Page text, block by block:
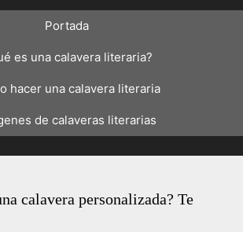
Portada
es una calavera literaria?
hacer una calavera literaria
de calaveras literarias
calavera personalizada? Te